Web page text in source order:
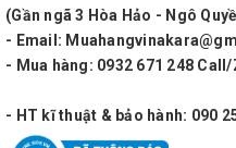
(Gần ngã 3 Hòa Hảo - Ngô
- Email:
- Mua hàng: 0932 671 248
- HT kĩ thuật & bảo hành: 090